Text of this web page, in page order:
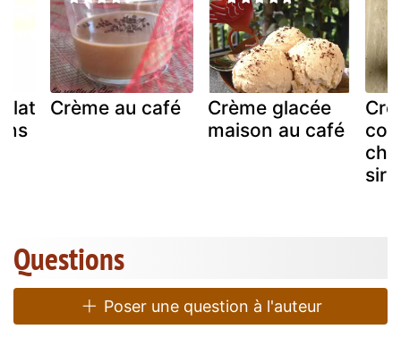
Crème au café
Crème glacée
maison au café
Questions
Poser une question à l'auteur